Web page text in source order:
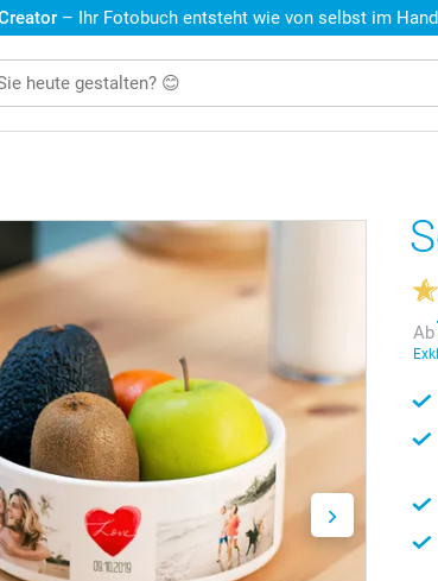
– Ihr Fotobuch entsteht wie von selbst im
Ab